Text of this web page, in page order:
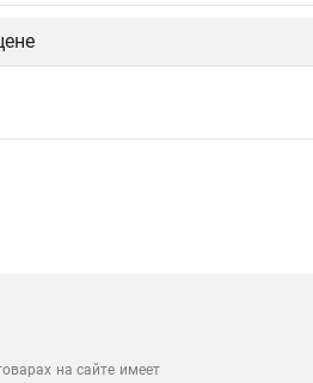
на сайте имеет